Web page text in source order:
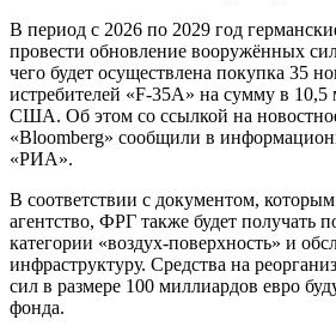
В период с 2026 по 2029 год
провести обновление вооружённых
чего будет осуществлена покупка 35
истребителей «F-35A» на сумму в 10,5
США. Об этом со ссылкой на
«Bloomberg» сообщили в
«РИА».
В соответствии с документом, которым
агентство, ФРГ также будет получать
категории «воздух-поверхность» и
инфраструктуру. Средства на
сил в размере 100 миллиардов евро
фонда.